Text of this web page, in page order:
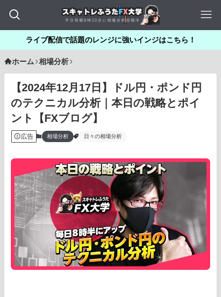
ライブ配信で話題のレンジに強いインジはこちら！
ホーム 相場分析
【2024年12月17日】ドル円・ポンド円
のテクニカル分析｜本日の戦略とポイ
ント【FXブログ】
広告 相場分析 日々の相場分析